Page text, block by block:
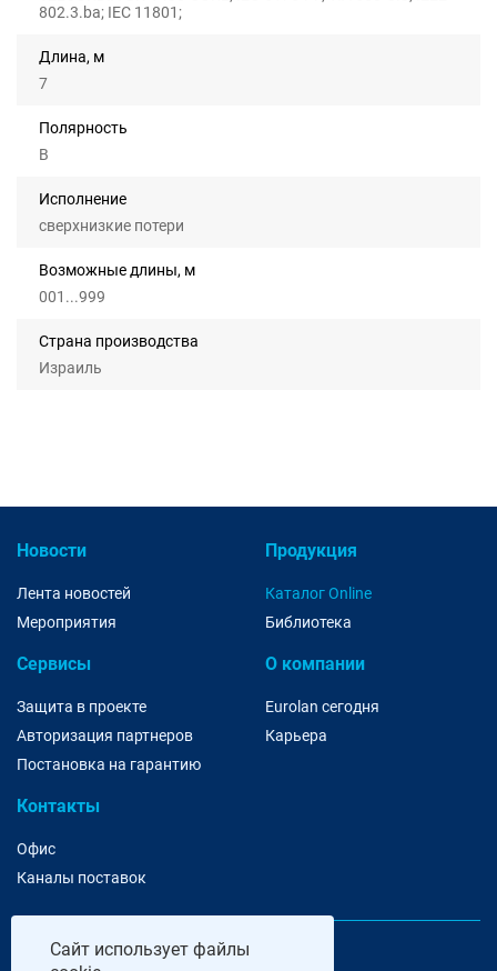
802.3.ba; IEC 11801;
Длина, м
7
Полярность
B
Исполнение
сверхнизкие потери
Возможные длины, м
001...999
Страна производства
Израиль
Новости
Лента новостей
Мероприятия
Продукция
Каталог Online
Библиотека
Сервисы
Защита в проекте
Авторизация партнеров
Постановка на гарантию
О компании
Eurolan сегодня
Карьера
Контакты
Офис
Каналы поставок
Сайт использует файлы